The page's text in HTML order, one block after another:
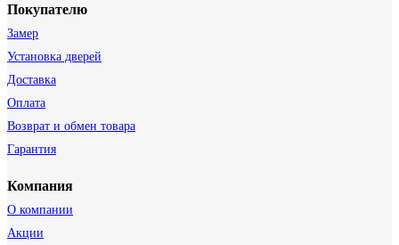
Покупателю
Замер
Установка дверей
Доставка
Оплата
Возврат и обмен товара
Гарантия
Компания
О компании
Акции